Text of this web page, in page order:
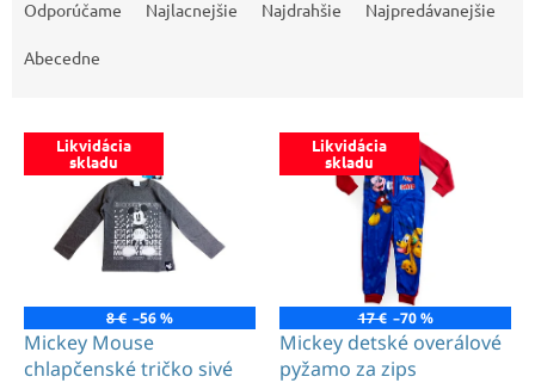
Odporúčame Najlacnejšie Najdrahšie Najpredávanejšie
Abecedne
V
p
o
Likvidácia
skladu
8 € –56 %
Mickey Mouse
chlapčenské tričko sivé
Likvidácia
skladu
17 € –70 %
Mickey detské overálové
pyžamo za zips